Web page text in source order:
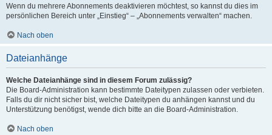
Wenn du mehrere Abonnements deaktivieren möchtest, so kannst du dies im
persönlichen Bereich unter „Einstieg“ – „Abonnements verwalten“ machen.
Nach oben
Dateianhänge
Welche Dateianhänge sind in diesem Forum zulässig?
Die Board-Administration kann bestimmte Dateitypen zulassen oder verbieten.
Falls du dir nicht sicher bist, welche Dateitypen du anhängen kannst und du
Unterstützung benötigst, wende dich bitte an die Board-Administration.
Nach oben